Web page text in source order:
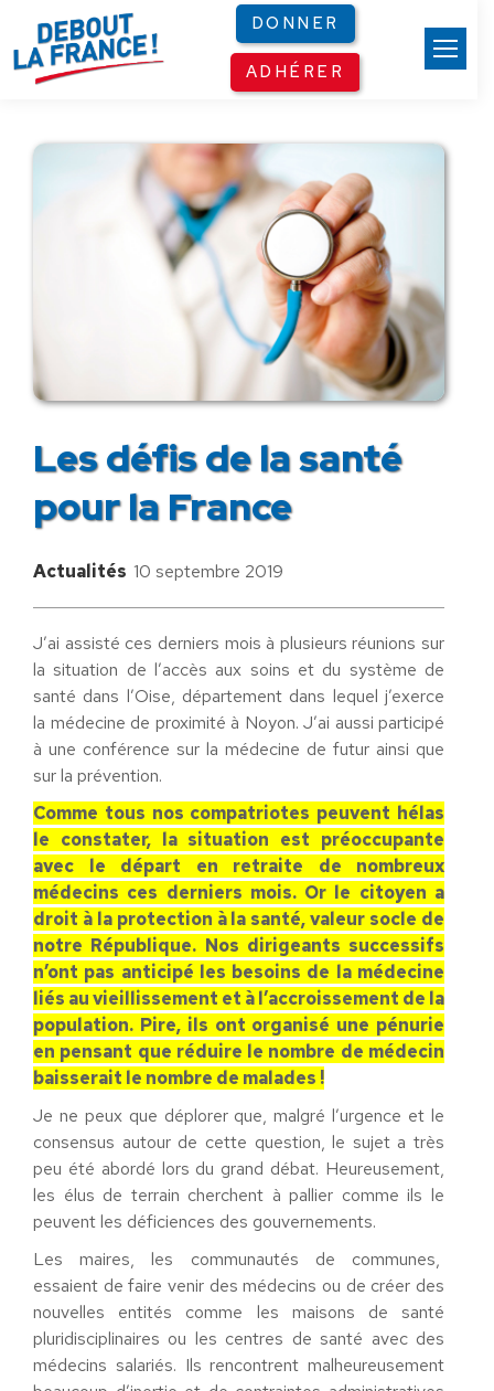
DONNER
ADHÉRER
Les défis de la santé
pour la France
Actualités 10 septembre 2019
J’ai assisté ces derniers mois à plusieurs réunions sur
la situation de l’accès aux soins et du système de
santé dans l’Oise, département dans lequel j’exerce
la médecine de proximité à Noyon. J’ai aussi participé
à une conférence sur la médecine de futur ainsi que
sur la prévention.
Comme tous nos compatriotes peuvent hélas
le constater, la situation est préoccupante
avec le départ en retraite de nombreux
médecins ces derniers mois. Or le citoyen a
droit à la protection à la santé, valeur socle de
notre République. Nos dirigeants successifs
n’ont pas anticipé les besoins de la médecine
liés au vieillissement et à l’accroissement de la
population. Pire, ils ont organisé une pénurie
en pensant que réduire le nombre de médecin
baisserait le nombre de malades !
Je ne peux que déplorer que, malgré l’urgence et le
consensus autour de cette question, le sujet a très
peu été abordé lors du grand débat. Heureusement,
les élus de terrain cherchent à pallier comme ils le
peuvent les déficiences des gouvernements.
Les maires, les communautés de communes,
essaient de faire venir des médecins ou de créer des
nouvelles entités comme les maisons de santé
pluridisciplinaires ou les centres de santé avec des
médecins salariés. Ils rencontrent malheureusement
Panneau de gestion des cookies